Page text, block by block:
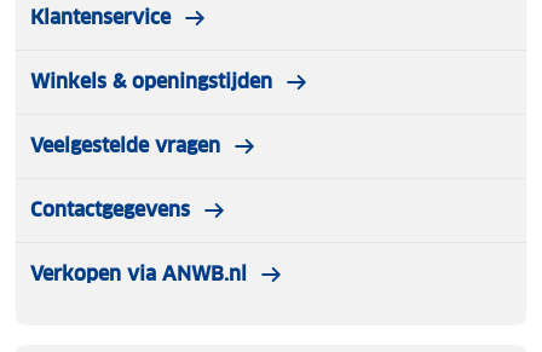
Klantenservice
Winkels & openingstijden
Veelgestelde vragen
Contactgegevens
Verkopen via ANWB.nl